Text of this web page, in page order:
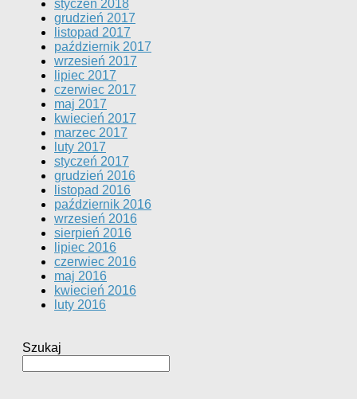
styczeń 2018
grudzień 2017
listopad 2017
październik 2017
wrzesień 2017
lipiec 2017
czerwiec 2017
maj 2017
kwiecień 2017
marzec 2017
luty 2017
styczeń 2017
grudzień 2016
listopad 2016
październik 2016
wrzesień 2016
sierpień 2016
lipiec 2016
czerwiec 2016
maj 2016
kwiecień 2016
luty 2016
Szukaj